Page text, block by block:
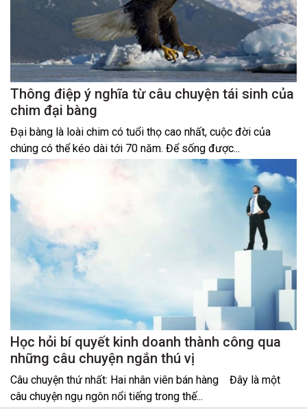
Thông điệp ý nghĩa từ câu chuyện tái sinh của
chim đại bàng
Đại bàng là loài chim có tuổi thọ cao nhất, cuộc đời của
chúng có thể kéo dài tới 70 năm. Để sống được...
Học hỏi bí quyết kinh doanh thành công qua
những câu chuyện ngắn thú vị
Câu chuyện thứ nhất: Hai nhân viên bán hàng Đây là một
câu chuyện ngụ ngôn nổi tiếng trong thế...